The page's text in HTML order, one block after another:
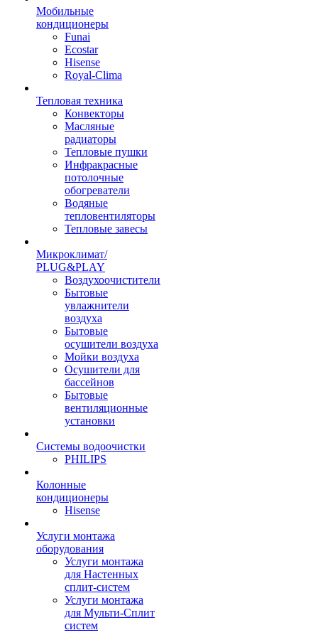
Мобильные
кондиционеры
Funai
Ecostar
Hisense
Royal-Clima
Тепловая техника
Конвекторы
Масляные
радиаторы
Тепловые пушки
Инфракрасные
потолочные
обогреватели
Водяные
тепловентиляторы
Тепловые завесы
Микроклимат/
PLUG&PLAY
Воздухоочистители
Бытовые
увлажнители
воздуха
Бытовые
осушители воздуха
Мойки воздуха
Осушители для
бассейнов
Бытовые
вентиляционные
установки
Системы водоочистки
PHILIPS
Колонные
кондиционеры
Hisense
Услуги монтажа
оборудования
Услуги монтажа
для Настенных
сплит-систем
Услуги монтажа
для Мульти-Сплит
систем